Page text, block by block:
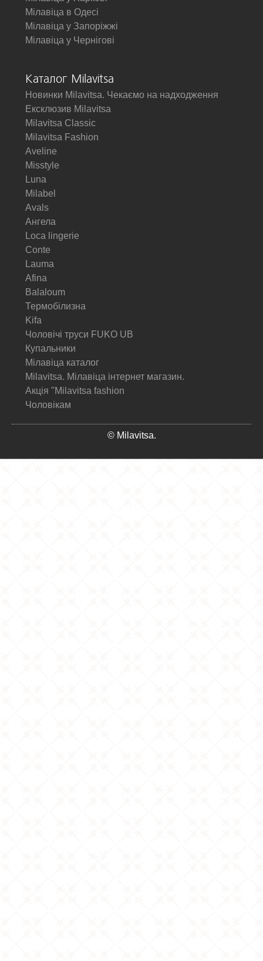
Мілавіца в Одесі
Мілавіца у Запоріжжі
Мілавіца у Чернігові
Каталог Milavitsa
Новинки Milavitsa. Чекаємо на надходження
Ексклюзив Milavitsa
Milavitsa Classic
Milavitsa Fashion
Aveline
Misstyle
Luna
Milabel
Avals
Ангела
Loca lingerie
Conte
Lauma
Afina
Balaloum
Термобілизна
Kifa
Чоловічі труси FUKO UB
Купальники
Мілавіца каталог
Milavitsa. Мілавіца інтернет магазин.
Акція "Milavitsa fashion
Чоловікам
© Milavitsa.